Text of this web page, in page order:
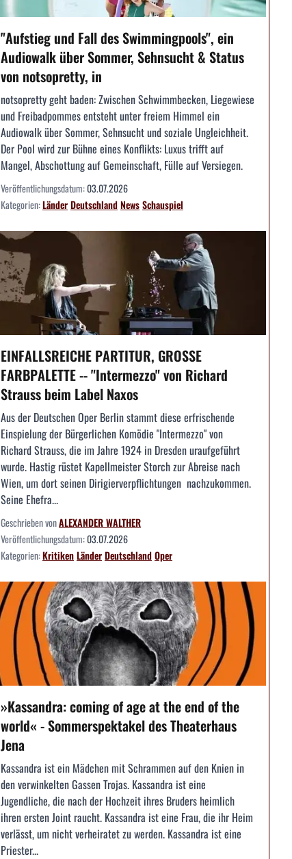
"Aufstieg und Fall des Swimmingpools", ein
Audiowalk über Sommer, Sehnsucht & Status
von notsopretty, in
notsopretty geht baden: Zwischen Schwimmbecken, Liegewiese
und Freibadpommes entsteht unter freiem Himmel ein
Audiowalk über Sommer, Sehnsucht und soziale Ungleichheit.
Der Pool wird zur Bühne eines Konflikts: Luxus trifft auf
Mangel, Abschottung auf Gemeinschaft, Fülle auf Versiegen.
Veröffentlichungsdatum:03.07.2026
Kategorien:LänderDeutschlandNewsSchauspiel
EINFALLSREICHE PARTITUR, GROSSE
FARBPALETTE -- "Intermezzo" von Richard
Strauss beim Label Naxos
Aus der Deutschen Oper Berlin stammt diese erfrischende
Einspielung der Bürgerlichen Komödie "Intermezzo" von
Richard Strauss, die im Jahre 1924 in Dresden uraufgeführt
wurde. Hastig rüstet Kapellmeister Storch zur Abreise nach
Wien, um dort seinen Dirigierverpflichtungen nachzukommen.
Seine Ehefra...
Geschrieben vonALEXANDER WALTHER
Veröffentlichungsdatum:03.07.2026
Kategorien:KritikenLänderDeutschlandOper
»Kassandra: coming of age at the end of the
world« - Sommerspektakel des Theaterhaus
Jena
Kassandra ist ein Mädchen mit Schrammen auf den Knien in
den verwinkelten Gassen Trojas. Kassandra ist eine
Jugendliche, die nach der Hochzeit ihres Bruders heimlich
ihren ersten Joint raucht. Kassandra ist eine Frau, die ihr Heim
verlässt, um nicht verheiratet zu werden. Kassandra ist eine
Priester...